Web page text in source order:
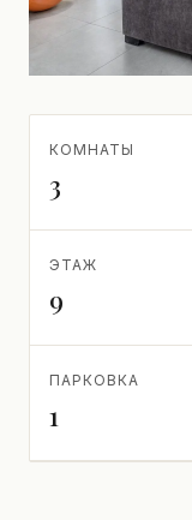
КОМНАТЫ
3
ЭТАЖ
9
ПАРКОВКА
1